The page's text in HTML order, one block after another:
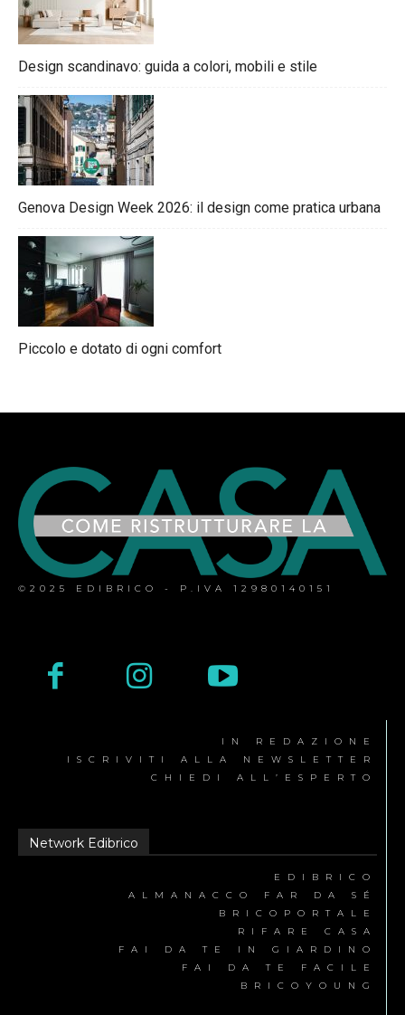
Design scandinavo: guida a colori, mobili e stile
Genova Design Week 2026: il design come pratica urbana
Piccolo e dotato di ogni comfort
©2025 EDIBRICO - P.IVA 12980140151
IN REDAZIONE
ISCRIVITI ALLA NEWSLETTER
CHIEDI ALL’ESPERTO
Network Edibrico
EDIBRICO
ALMANACCO FAR DA SÉ
BRICOPORTALE
RIFARE CASA
FAI DA TE IN GIARDINO
FAI DA TE FACILE
BRICOYOUNG